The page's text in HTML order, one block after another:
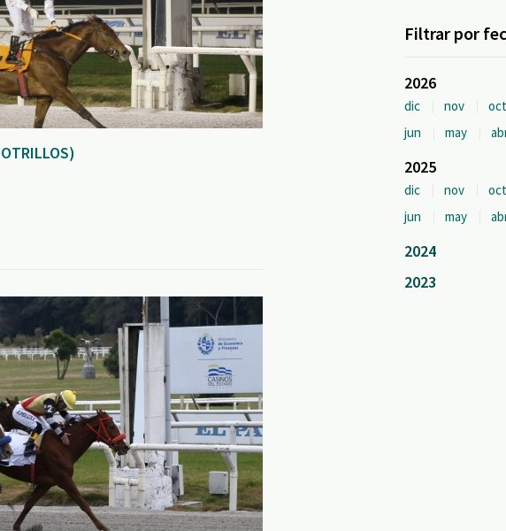
Filtrar por
2026
dic nov oct
jun
may
2025
dic nov oct
jun
may
2024
2023